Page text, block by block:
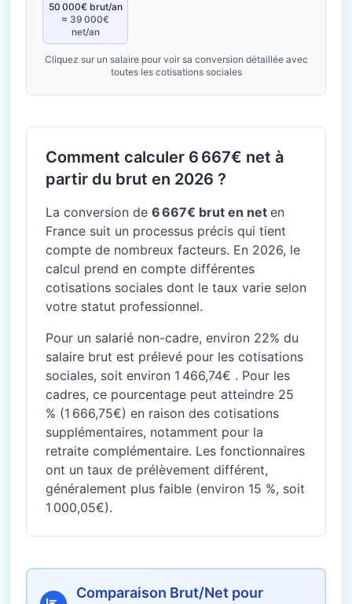
50 000€ brut/an
≈ 39 000€
net/an
Cliquez sur un salaire pour voir sa conversion détaillée avec
toutes les cotisations sociales
Comment calculer 6 667€ net à
partir du brut en 2026 ?
La conversion de 6 667€ brut en net en
France suit un processus précis qui tient
compte de nombreux facteurs. En 2026, le
calcul prend en compte différentes
cotisations sociales dont le taux varie selon
votre statut professionnel.
Pour un salarié non-cadre, environ 22% du
salaire brut est prélevé pour les cotisations
sociales, soit environ 1 466,74€ . Pour les
cadres, ce pourcentage peut atteindre 25
% (1 666,75€) en raison des cotisations
supplémentaires, notamment pour la
retraite complémentaire. Les fonctionnaires
ont un taux de prélèvement différent,
généralement plus faible (environ 15 %, soit
1 000,05€).
Comparaison Brut/Net pour